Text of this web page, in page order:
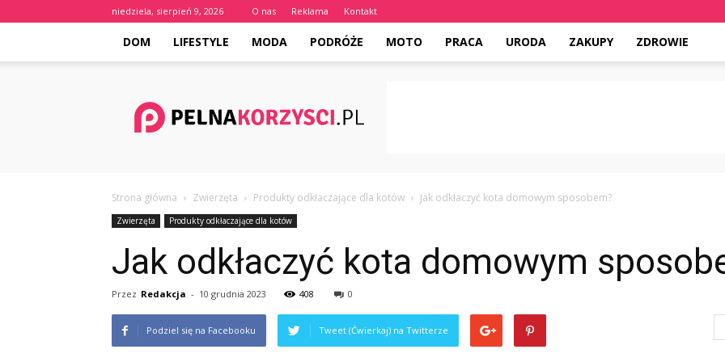
niedziela, sierpień 9, 2026 O nas Reklama Kontakt
DOM LIFESTYLE MODA PODRÓŻE MOTO PRACA URODA ZAKUPY ZDROWIE
Strona główna Zwierzęta Produkty odkłaczające dla kotów Jak odkłaczyć kota domowym sposobem?
Zwierzęta Produkty odkłaczające dla kotów
Jak odkłaczyć kota domowym
Przez Redakcja - 10 grudnia 2023 408 0
Podziel się na Facebooku Tweet (Ćwierkaj) na Twitterze